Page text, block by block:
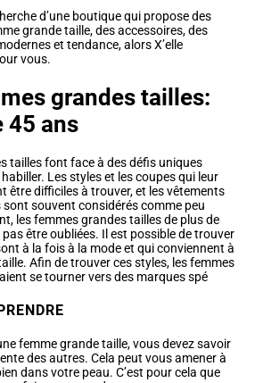
d’une boutique qui propose des
grande taille, des accessoires, des
et tendance, alors X’elle
vous.
grandes tailles:
45 ans
tailles font face à des défis uniques
habiller. Les styles et les coupes qui leur
être difficiles à trouver, et les vêtements
souvent considérés comme peu
les femmes grandes tailles de plus de
être oubliées. Il est possible de trouver
à la fois à la mode et qui conviennent à
Afin de trouver ces styles, les femmes
se tourner vers des marques spé
femme grande taille, vous devez savoir
des autres. Cela peut vous amener à
dans votre peau. C’est pour cela que